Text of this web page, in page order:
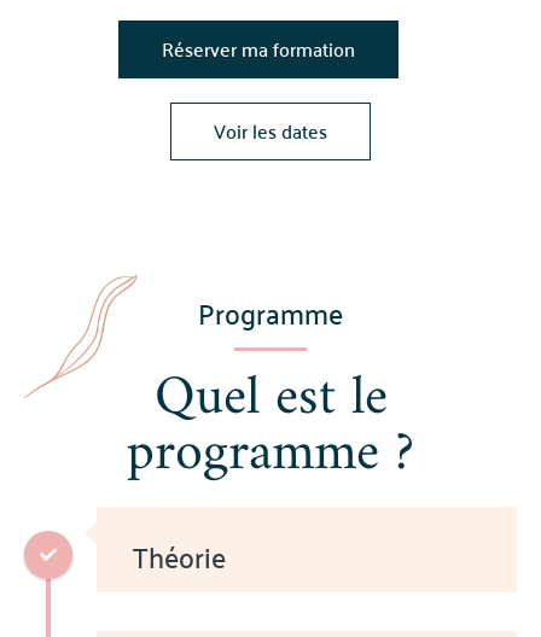
Réserver ma formation
Voir les dates
Programme
Quel est le
programme ?
Théorie